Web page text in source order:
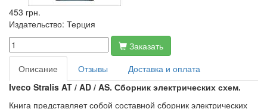
453 грн.
Издательство: Терция
Заказать
Описание
Отзывы
Доставка и оплата
Iveco Stralis AT / AD / AS. Сборник электрических схем.
Книга представляет собой составной сборник электрических